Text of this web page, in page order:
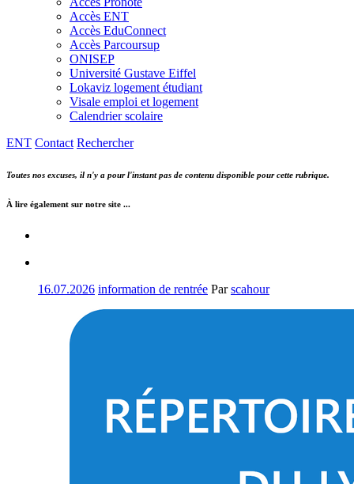
Accès ENT
Accès EduConnect
Accès Parcoursup
ONISEP
Université Gustave Eiffel
Lokaviz logement étudiant
Visale emploi et logement
Calendrier scolaire
ENT Contact Rechercher
Toutes nos excuses, il n'y a pour l'instant pas de contenu disponible pour cette rubrique.
À lire également sur notre site ...
16.07.2026 information de rentrée Parscahour